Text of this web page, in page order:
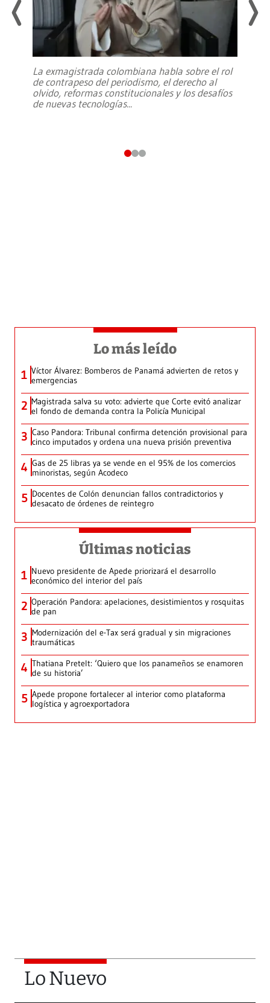
La exmagistrada colombiana habla sobre el rol
de contrapeso del periodismo, el derecho al
olvido, reformas constitucionales y los desafíos
de nuevas tecnologías...
Lo más leído
1 Víctor Álvarez: Bomberos de Panamá advierten de retos y
emergencias
2 Magistrada salva su voto: advierte que Corte evitó analizar
el fondo de demanda contra la Policía Municipal
3 Caso Pandora: Tribunal confirma detención provisional para
cinco imputados y ordena una nueva prisión preventiva
4 Gas de 25 libras ya se vende en el 95% de los comercios
minoristas, según Acodeco
5 Docentes de Colón denuncian fallos contradictorios y
desacato de órdenes de reintegro
Últimas noticias
1 Nuevo presidente de Apede priorizará el desarrollo
económico del interior del país
2 Operación Pandora: apelaciones, desistimientos y rosquitas
de pan
3 Modernización del e-Tax será gradual y sin migraciones
traumáticas
4 Thatiana Pretelt: ‘Quiero que los panameños se enamoren
de su historia’
5 Apede propone fortalecer al interior como plataforma
logística y agroexportadora
Lo Nuevo